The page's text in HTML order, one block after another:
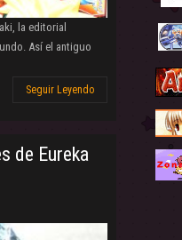
la editorial
Así el antiguo
Seguir Leyendo
de Eureka